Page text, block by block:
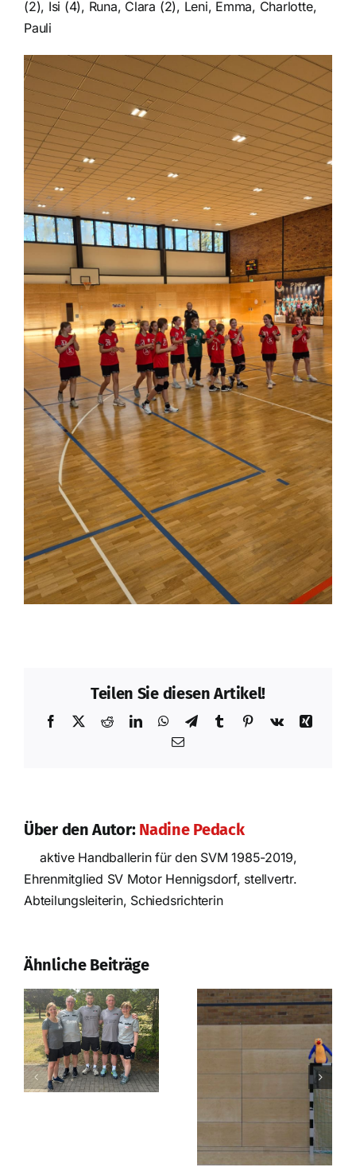
(2), Isi (4), Runa, Clara (2), Leni, Emma, Charlotte,
Pauli
Teilen Sie diesen Artikel!
Facebook RedditLinkedInWhatsApp
TelegramTumblrPinterestVk
Xing
E-
Über den Autor: Nadine Pedack
aktive Handballerin für den SVM 1985-2019,
Ehrenmitglied SV Motor Hennigsdorf, stellvertr.
Abteilungsleiterin, Schiedsrichterin
Ähnliche Beiträge
Prüfungswochenende
in Strausberg!
Nach der
Saison ist vor